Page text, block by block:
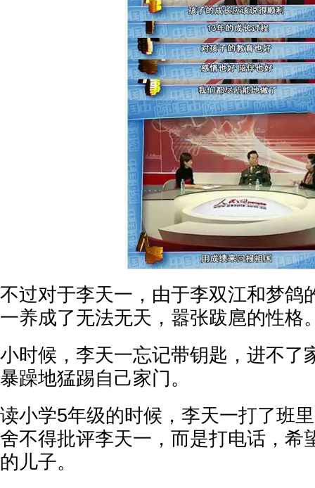
不过对于李天一，由于李双江和梦鸽
一养成了无法无天，嚣张跋扈的性格
小时候，李天一忘记带钥匙，进不了
暴躁地猛踢自己家门。
读小学5年级的时候，李天一打了班
舍不得批评李天一，而是打电话，希
的儿子。